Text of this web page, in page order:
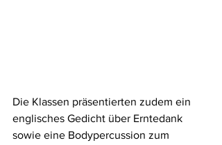
Die Klassen präsentierten zudem ein
englisches Gedicht über Erntedank
sowie eine Bodypercussion zum